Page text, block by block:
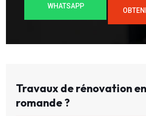
WHATSAPP
Travaux de rénovation
romande ?